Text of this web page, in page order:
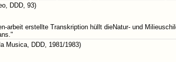
DDD, 93)
arbeit erstellte Transkription hüllt dieNatur- und
Musica, DDD, 1981/1983)